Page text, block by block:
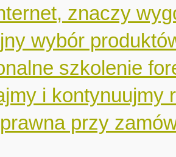
znaczy
wybór
szkolenie
i kontynuujmy
przy